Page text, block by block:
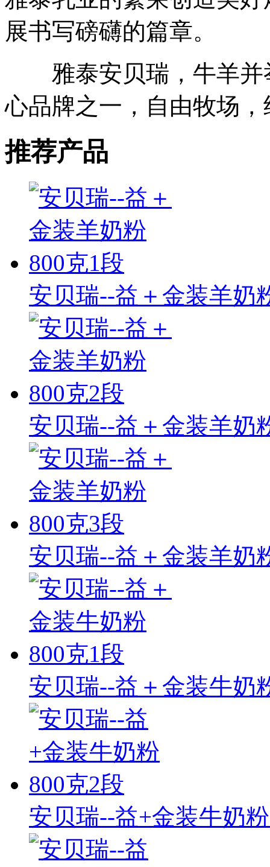
展书写磅礴的篇章。
雅泰安贝瑞，牛羊并
心品牌之一，自由牧场
推荐产品
安贝瑞--益＋金装羊奶
安贝瑞--益＋金装羊奶
安贝瑞--益＋金装羊奶
安贝瑞--益＋金装牛奶
安贝瑞--益+金装牛奶